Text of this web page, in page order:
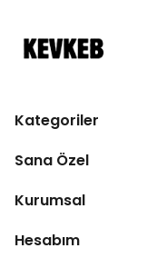
Kategoriler
Sana Özel
Kurumsal
Hesabım